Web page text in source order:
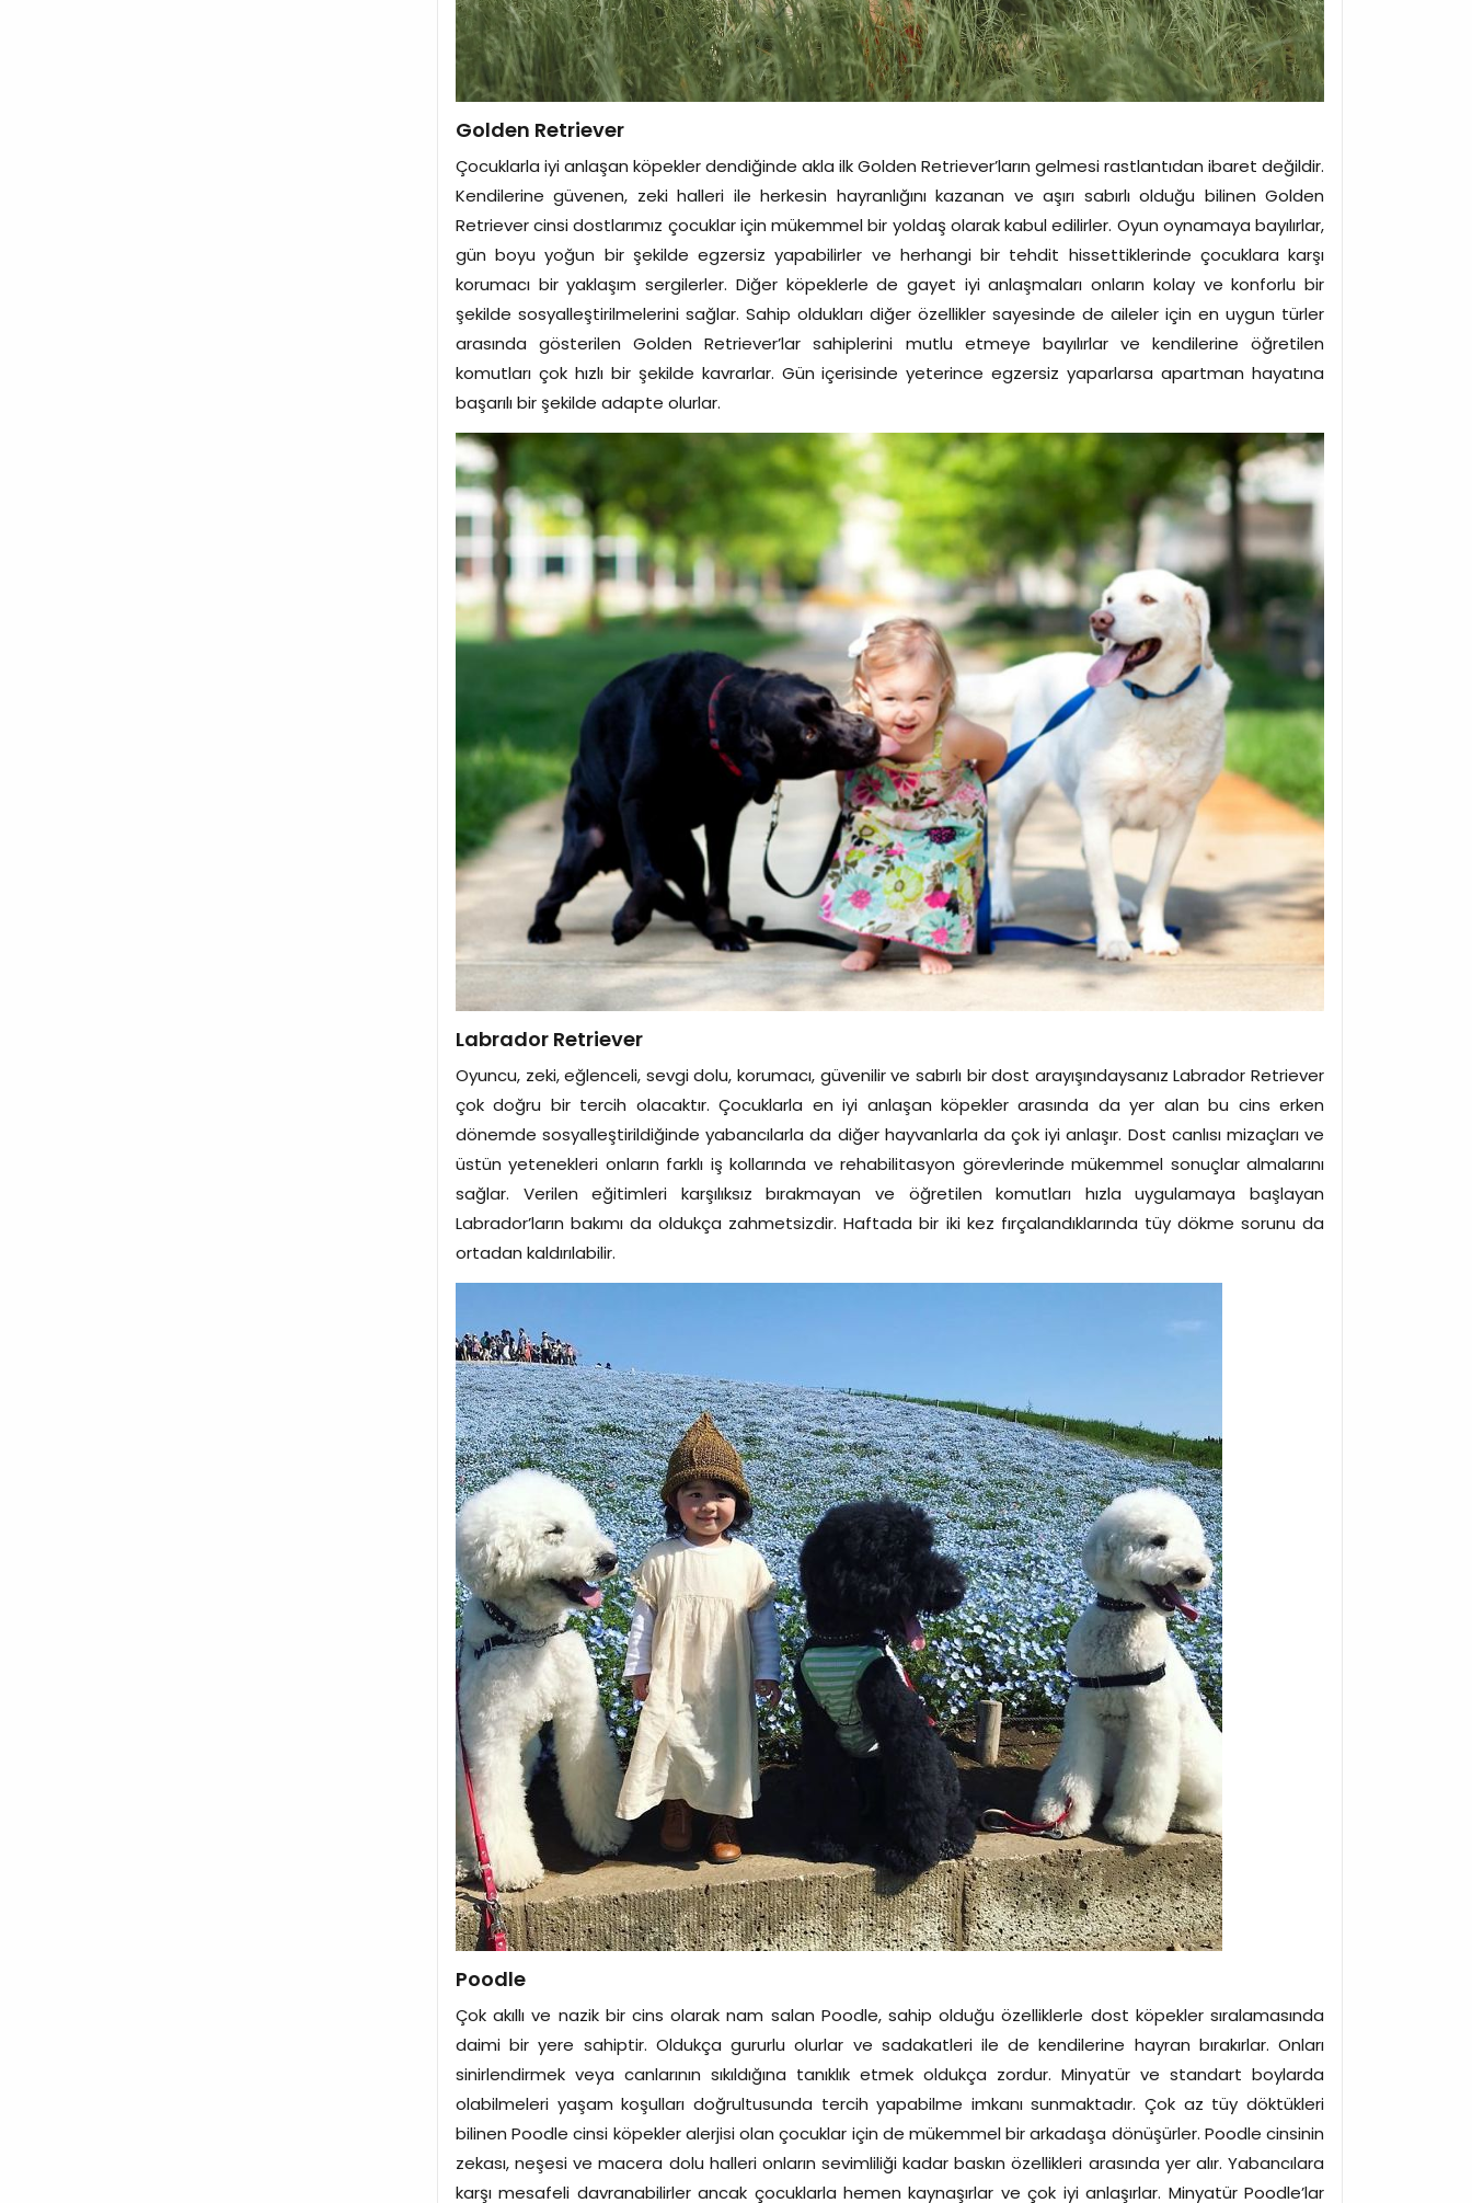
Golden Retriever
Çocuklarla iyi anlaşan köpekler dendiğinde akla ilk Golden Retriever’ların gelmesi rastlantıdan ibaret değildir.
Kendilerine güvenen, zeki halleri ile herkesin hayranlığını kazanan ve aşırı sabırlı olduğu bilinen Golden
Retriever cinsi dostlarımız çocuklar için mükemmel bir yoldaş olarak kabul edilirler. Oyun oynamaya bayılırlar,
gün boyu yoğun bir şekilde egzersiz yapabilirler ve herhangi bir tehdit hissettiklerinde çocuklara karşı
korumacı bir yaklaşım sergilerler. Diğer köpeklerle de gayet iyi anlaşmaları onların kolay ve konforlu bir
şekilde sosyalleştirilmelerini sağlar. Sahip oldukları diğer özellikler sayesinde de aileler için en uygun türler
arasında gösterilen Golden Retriever’lar sahiplerini mutlu etmeye bayılırlar ve kendilerine öğretilen
komutları çok hızlı bir şekilde kavrarlar. Gün içerisinde yeterince egzersiz yaparlarsa apartman hayatına
başarılı bir şekilde adapte olurlar.
Labrador Retriever
Oyuncu, zeki, eğlenceli, sevgi dolu, korumacı, güvenilir ve sabırlı bir dost arayışındaysanız Labrador Retriever
çok doğru bir tercih olacaktır. Çocuklarla en iyi anlaşan köpekler arasında da yer alan bu cins erken
dönemde sosyalleştirildiğinde yabancılarla da diğer hayvanlarla da çok iyi anlaşır. Dost canlısı mizaçları ve
üstün yetenekleri onların farklı iş kollarında ve rehabilitasyon görevlerinde mükemmel sonuçlar almalarını
sağlar. Verilen eğitimleri karşılıksız bırakmayan ve öğretilen komutları hızla uygulamaya başlayan
Labrador’ların bakımı da oldukça zahmetsizdir. Haftada bir iki kez fırçalandıklarında tüy dökme sorunu da
ortadan kaldırılabilir.
Poodle
Çok akıllı ve nazik bir cins olarak nam salan Poodle, sahip olduğu özelliklerle dost köpekler sıralamasında
daimi bir yere sahiptir. Oldukça gururlu olurlar ve sadakatleri ile de kendilerine hayran bırakırlar. Onları
sinirlendirmek veya canlarının sıkıldığına tanıklık etmek oldukça zordur. Minyatür ve standart boylarda
olabilmeleri yaşam koşulları doğrultusunda tercih yapabilme imkanı sunmaktadır. Çok az tüy döktükleri
bilinen Poodle cinsi köpekler alerjisi olan çocuklar için de mükemmel bir arkadaşa dönüşürler. Poodle cinsinin
zekası, neşesi ve macera dolu halleri onların sevimliliği kadar baskın özellikleri arasında yer alır. Yabancılara
karşı mesafeli davranabilirler ancak çocuklarla hemen kaynaşırlar ve çok iyi anlaşırlar. Minyatür Poodle’lar